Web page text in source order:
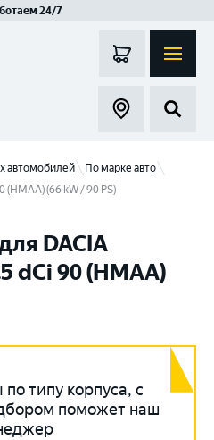
24/7
автомобилей
По марке авто
(HMAA) (66 kW / 90 PS)
DACIA
dCi 90 (HMAA)
типу корпуса, с
поможет наш